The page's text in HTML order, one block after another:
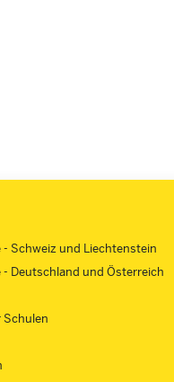
- Schweiz und Liechtenstein
- Deutschland und Österreich
Schulen